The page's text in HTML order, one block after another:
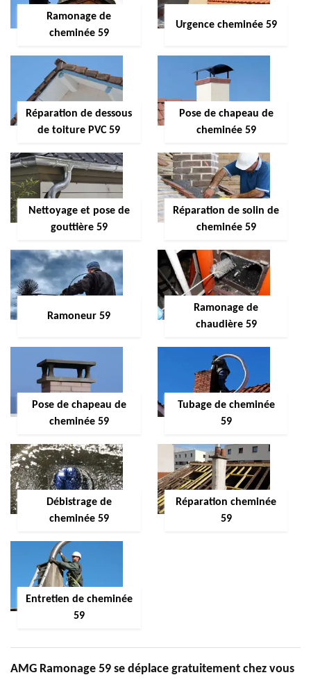
Ramonage de
cheminée 59
Urgence cheminée 59
Réparation de dessous
de toiture PVC 59
Pose de chapeau de
cheminée 59
Nettoyage et pose de
gouttière 59
Réparation de solin de
cheminée 59
Ramoneur 59
Ramonage de
chaudière 59
Pose de chapeau de
cheminée 59
Tubage de cheminée
59
Débistrage de
cheminée 59
Réparation cheminée
59
Entretien de cheminée
59
AMG Ramonage 59 se déplace gratuitement chez vous